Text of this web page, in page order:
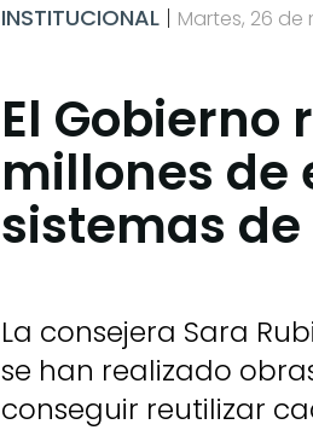
INSTITUCIONAL Martes, 26 de
El
millones de
sistemas
La consejera Sara
se han realizado
conseguir reutilizar